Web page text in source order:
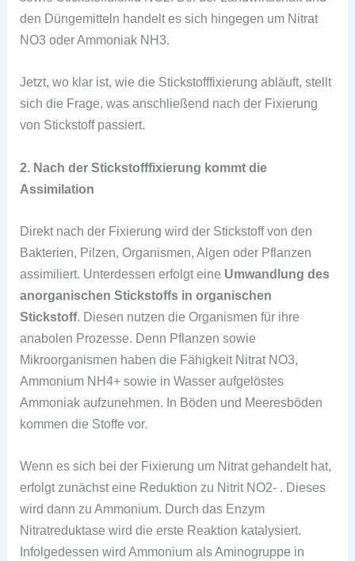
den Düngemitteln handelt es sich hingegen um Nitrat
NO3 oder Ammoniak NH3.
Jetzt, wo klar ist, wie die Stickstofffixierung abläuft, stellt
sich die Frage, was anschließend nach der Fixierung
von Stickstoff passiert.
2. Nach der Stickstofffixierung kommt die
Assimilation
Direkt nach der Fixierung wird der Stickstoff von den
Bakterien, Pilzen, Organismen, Algen oder Pflanzen
assimiliert. Unterdessen erfolgt eine Umwandlung des
anorganischen Stickstoffs in organischen
Stickstoff. Diesen nutzen die Organismen für ihre
anabolen Prozesse. Denn Pflanzen sowie
Mikroorganismen haben die Fähigkeit Nitrat NO3,
Ammonium NH4+ sowie in Wasser aufgelöstes
Ammoniak aufzunehmen. In Böden und Meeresböden
kommen die Stoffe vor.
Wenn es sich bei der Fixierung um Nitrat gehandelt hat,
erfolgt zunächst eine Reduktion zu Nitrit NO2- . Dieses
wird dann zu Ammonium. Durch das Enzym
Nitratreduktase wird die erste Reaktion katalysiert.
Infolgedessen wird Ammonium als Aminogruppe in